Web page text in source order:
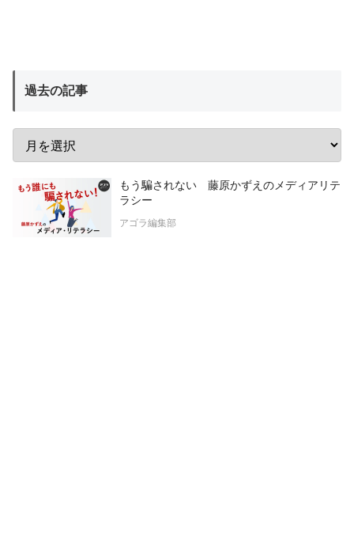
過去の記事
もう騙されない 藤原かずえのメディアリテ
ラシー
アゴラ編集部